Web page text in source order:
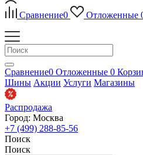
Сравнение0 Отложенные
Сравнение0 Отложенные 0
Шины Акции Услуги Магазины
Распродажа
Город: Москва
+7 (499) 288-85-56
Поиск
Поиск